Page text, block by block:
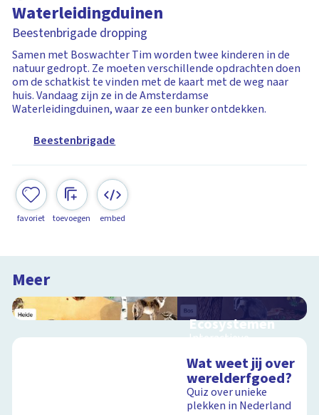
Waterleidingduinen
Beestenbrigade dropping
Samen met Boswachter Tim worden twee kinderen in de
natuur gedropt. Ze moeten verschillende opdrachten doen
om de schatkist te vinden met de kaart met de weg naar
huis. Vandaag zijn ze in de Amsterdamse
Waterleidingduinen, waar ze een bunker ontdekken.
Beestenbrigade
favoriet toevoegen embed
Meer
Ecosystemen
Interactieve
Veluwe
Wat weet jij over
werelderfgoed?
Quiz over unieke
plekken in Nederland